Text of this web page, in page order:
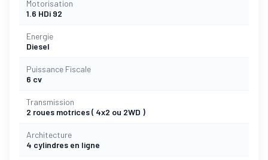
Motorisation
1.6 HDi 92
Energie
Diesel
Puissance Fiscale
6 cv
Transmission
2 roues motrices ( 4x2 ou 2WD )
Architecture
4 cylindres en ligne